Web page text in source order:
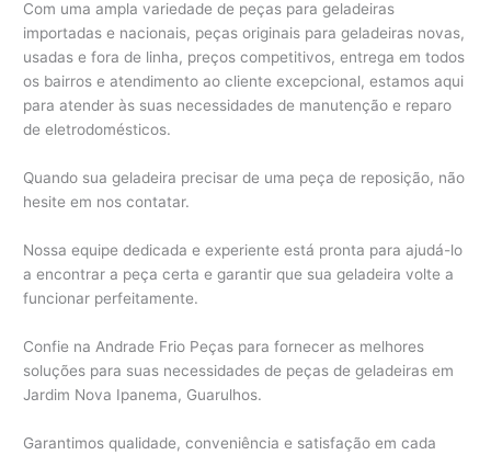
Com uma ampla variedade de peças para geladeiras
importadas e nacionais, peças originais para geladeiras novas,
usadas e fora de linha, preços competitivos, entrega em todos
os bairros e atendimento ao cliente excepcional, estamos aqui
para atender às suas necessidades de manutenção e reparo
de eletrodomésticos.
Quando sua geladeira precisar de uma peça de reposição, não
hesite em nos contatar.
Nossa equipe dedicada e experiente está pronta para ajudá-lo
a encontrar a peça certa e garantir que sua geladeira volte a
funcionar perfeitamente.
Confie na Andrade Frio Peças para fornecer as melhores
soluções para suas necessidades de peças de geladeiras em
Jardim Nova Ipanema, Guarulhos.
Garantimos qualidade, conveniência e satisfação em cada